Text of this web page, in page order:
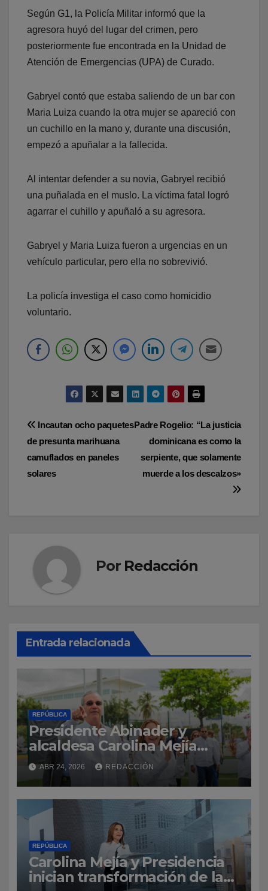
Según G1, la Policía Militar informó que la
agresora huyó del lugar del crimen, pero
posteriormente fue encontrada en la Unidad de
Atención de Emergencias (UPA) de Curado.
Gabryel contó que estaba saliendo de un bar con
Maria Luiza cuando la otra mujer se apareció con
un cuchillo en la mano y, durante una discusión,
empezó a apuñalar a la fallecida.
Al intentar defender a su novia, Gabryel recibió
una puñalada en el muslo. La víctima fatal logró
agarrar el cuhillo y apuñaló a su agresora.
Gabryel y Maria Luiza fueron a urgencias en un
vehículo particular, pero ella no sobrevivió.
La policía investiga el caso como homicidio
voluntario.
Navegación
de
entradas
Padre Rogelio: “La justicia
dominicana es como la
serpiente, que solamente
muerde a los descalzos»
Incautan ocho paquetes
de presunta marihuana
camuflados en paneles
solares
Por Redacción
Entrada relacionada
REPÚBLICA
Presidente Abinader y
alcaldesa Carolina Mejía
inauguran Malecón
Deportivo, que será desde
ahora el punto de encuentro
del deporte dominicano
ABR 24, 2026 REDACCIÓN
REPÚBLICA
Carolina Mejía y Presidencia
inician transformación de la